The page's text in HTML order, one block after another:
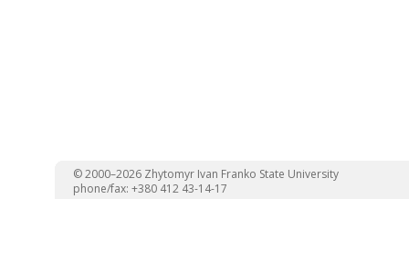
© 2000–2026 Zhytomyr Ivan Franko State University
phone/fax: +380 412 43-14-17